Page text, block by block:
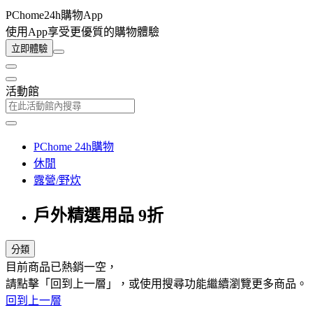
PChome24h購物App
使用App享受更優質的購物體驗
立即體驗
活動館
PChome 24h購物
休閒
露營/野炊
戶外精選用品 9折
分類
目前商品已熱銷一空，
請點擊「回到上一層」，或使用搜尋功能繼續瀏覽更多商品。
回到上一層